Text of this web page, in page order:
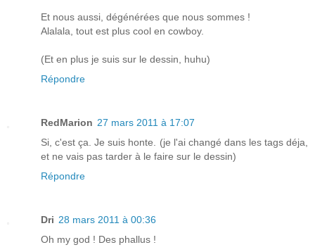
Et nous aussi, dégénérées que nous sommes !
Alalala, tout est plus cool en cowboy.
(Et en plus je suis sur le dessin, huhu)
Répondre
RedMarion 27 mars 2011 à 17:07
Si, c'est ça. Je suis honte. (je l'ai changé dans les tags déja,
et ne vais pas tarder à le faire sur le dessin)
Répondre
Dri 28 mars 2011 à 00:36
Oh my god ! Des phallus !